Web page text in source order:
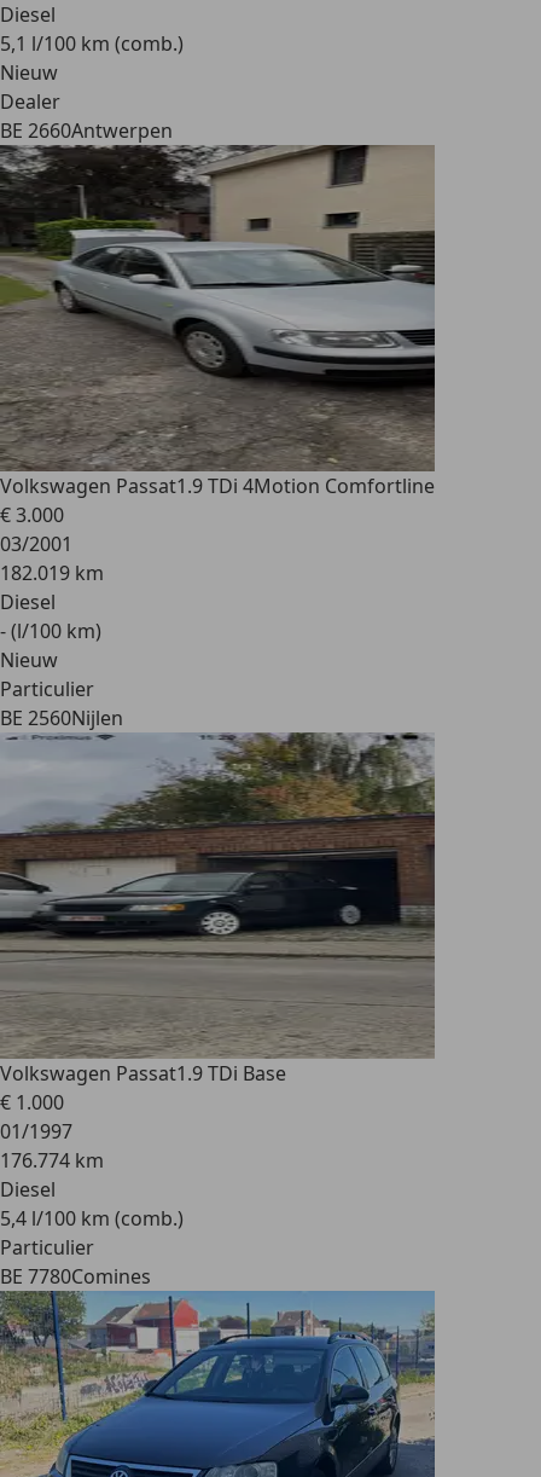
Diesel
5,1 l/100 km (comb.)
Nieuw
Dealer
BE 2660Antwerpen
Volkswagen Passat1.9 TDi 4Motion Comfortline
€ 3.000
03/2001
182.019 km
Diesel
- (l/100 km)
Nieuw
Particulier
BE 2560Nijlen
Volkswagen Passat1.9 TDi Base
€ 1.000
01/1997
176.774 km
Diesel
5,4 l/100 km (comb.)
Particulier
BE 7780Comines